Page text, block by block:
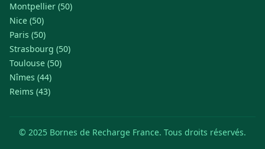
Montpellier (50)
Nice (50)
Paris (50)
Strasbourg (50)
Toulouse (50)
Nîmes (44)
Reims (43)
© 2025 Bornes de Recharge France. Tous droits réservés.